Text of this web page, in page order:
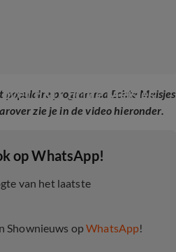
populaire programma Echte Meisjes
zie je in de video hieronder.
over EXIT Echte Meisjes
op WhatsApp!
van het laatste
Shownieuws opWhatsApp!